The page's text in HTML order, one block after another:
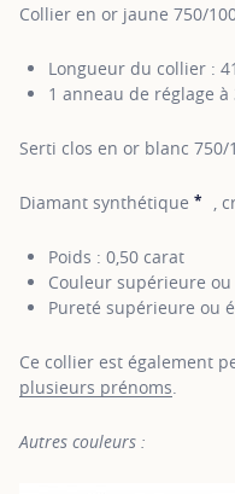
Collier en or jaune 750/
Longueur du collier :
1 anneau de réglage à
Serti clos en or blanc 750/
Diamant synthétique * ,
Poids : 0,50 carat
Couleur supérieure
Pureté supérieure ou
Ce collier est également
plusieurs prénoms
Autres couleurs :